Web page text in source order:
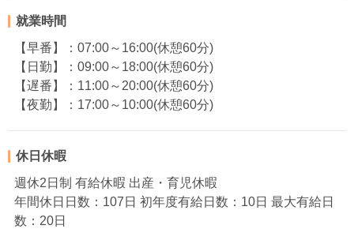
就業時間
【早番】：07:00～16:00(休憩60分)
【日勤】：09:00～18:00(休憩60分)
【遅番】：11:00～20:00(休憩60分)
【夜勤】：17:00～10:00(休憩60分)
休日休暇
週休2日制 有給休暇 出産・育児休暇
年間休日日数：107日 初年度有給日数：10日 最大有給日
数：20日